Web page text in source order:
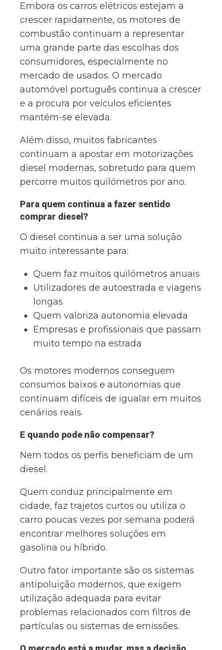
Embora os carros elétricos estejam a
crescer rapidamente, os motores de
combustão continuam a representar
uma grande parte das escolhas dos
consumidores, especialmente no
mercado de usados. O mercado
automóvel português continua a crescer
e a procura por veículos eficientes
mantém-se elevada.
Além disso, muitos fabricantes
continuam a apostar em motorizações
diesel modernas, sobretudo para quem
percorre muitos quilómetros por ano.
Para quem continua a fazer sentido
comprar diesel?
O diesel continua a ser uma solução
muito interessante para:
Quem faz muitos quilómetros anuais
Utilizadores de autoestrada e viagens
longas
Quem valoriza autonomia elevada
Empresas e profissionais que passam
muito tempo na estrada
Os motores modernos conseguem
consumos baixos e autonomias que
continuam difíceis de igualar em muitos
cenários reais.
E quando pode não compensar?
Nem todos os perfis beneficiam de um
diesel.
Quem conduz principalmente em
cidade, faz trajetos curtos ou utiliza o
carro poucas vezes por semana poderá
encontrar melhores soluções em
gasolina ou híbrido.
Outro fator importante são os sistemas
antipoluição modernos, que exigem
utilização adequada para evitar
problemas relacionados com filtros de
partículas ou sistemas de emissões.